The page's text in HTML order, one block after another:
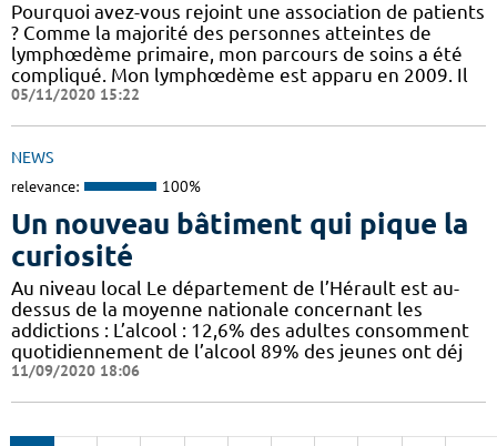
Pourquoi avez-vous rejoint une association de patients
? Comme la majorité des personnes atteintes de
lymphœdème primaire, mon parcours de soins a été
compliqué. Mon lymphœdème est apparu en 2009. Il
05/11/2020 15:22
NEWS
relevance: 100%
Un nouveau bâtiment qui pique la
curiosité
Au niveau local Le département de l’Hérault est au-
dessus de la moyenne nationale concernant les
addictions : L’alcool : 12,6% des adultes consomment
quotidiennement de l’alcool 89% des jeunes ont déj
11/09/2020 18:06